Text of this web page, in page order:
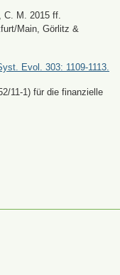
C. M. 2015 ff.
Main, Görlitz &
Evol. 303: 1109-1113.
11-1) für die finanzielle